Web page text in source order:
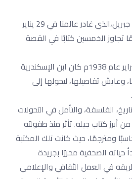
وداعًا للكاتب المبدع محمد جبريل،الذي غادر عالمنا في 29 يناير
عظيمًا تجاوز الخمسين كتابًا في القصة
ولد محمد جبريل في 17 فبراير عام 1938م كان ابن الإسكندرية
تفاصيلها، ليحولها إلى
الفلسفة، والتأمل في التحولات
أبرز كتاب جيله. تأثر منذ طفولته
ومترجمًا، حيث كانت تلك المكتبة
حياته الصحفية محررًا بجريدة
في العمل الثقافي والإعلامي